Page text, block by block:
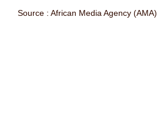
Source : African Media Agency (AMA)